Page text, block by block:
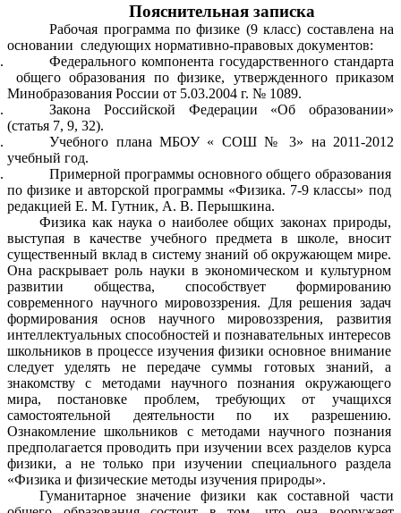
Пояснительная записка
Рабочая программа по физике (9 класс) составлена на
основании следующих нормативно-правовых документов:
Федерального компонента государственного стандарта
общего образования по физике, утвержденного приказом
Минобразования России от 5.03.2004 г. № 1089.
Закона Российской Федерации «Об образовании»
(статья 7, 9, 32).
Учебного плана МБОУ « СОШ № 3» на 2011-2012
учебный год.
Примерной программы основного общего образования
по физике и авторской программы «Физика. 7-9 классы» под
редакцией Е. М. Гутник, А. В. Перышкина.
Физика как наука о наиболее общих законах природы,
выступая в качестве учебного предмета в школе, вносит
существенный вклад в систему знаний об окружающем мире.
Она раскрывает роль науки в экономическом и культурном
развитии общества, способствует формированию
современного научного мировоззрения. Для решения задач
формирования основ научного мировоззрения, развития
интеллектуальных способностей и познавательных интересов
школьников в процессе изучения физики основное внимание
следует уделять не передаче суммы готовых знаний, а
знакомству с методами научного познания окружающего
мира, постановке проблем, требующих от учащихся
самостоятельной деятельности по их разрешению.
Ознакомление школьников с методами научного познания
предполагается проводить при изучении всех разделов курса
физики, а не только при изучении специального раздела
«Физика и физические методы изучения природы».
Гуманитарное значение физики как составной части